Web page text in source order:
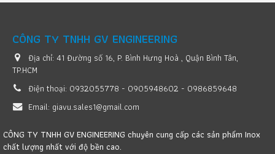
CÔNG TY TNHH GV ENGINEERING
Địa chỉ: 41 Đường số 16, P. Bình Hưng Hoà , Quận Bình Tân,
TP.HCM
Điện thoại: 0932055778 - 0905948602 - 0986859648
Email: giavu.sales1@gmail.com
CÔNG TY TNHH GV ENGINEERING chuyên cung cấp các sản phẩm Inox
chất lượng nhất với độ bền cao.